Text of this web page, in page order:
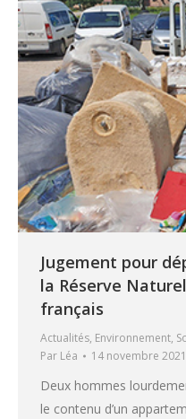
Jugement pour
la Réserve
français
Actualités, Environnement,
Par Léa 14 novembre 2021
Deux hommes
le contenu d’un